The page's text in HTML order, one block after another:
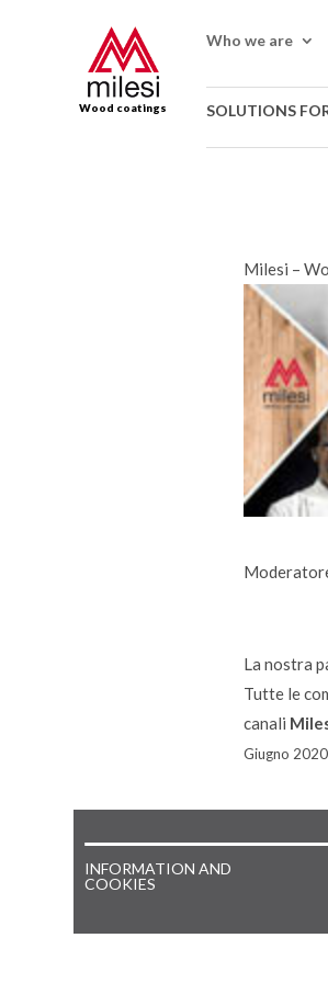
Wood coatings
Who we are
SOLUTIONS
Milesi –
La nostra
Tutte le
canali
Giugno 2020
INFORMATION AND
COOKIES